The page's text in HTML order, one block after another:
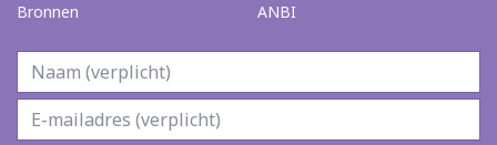
Bronnen
ANBI